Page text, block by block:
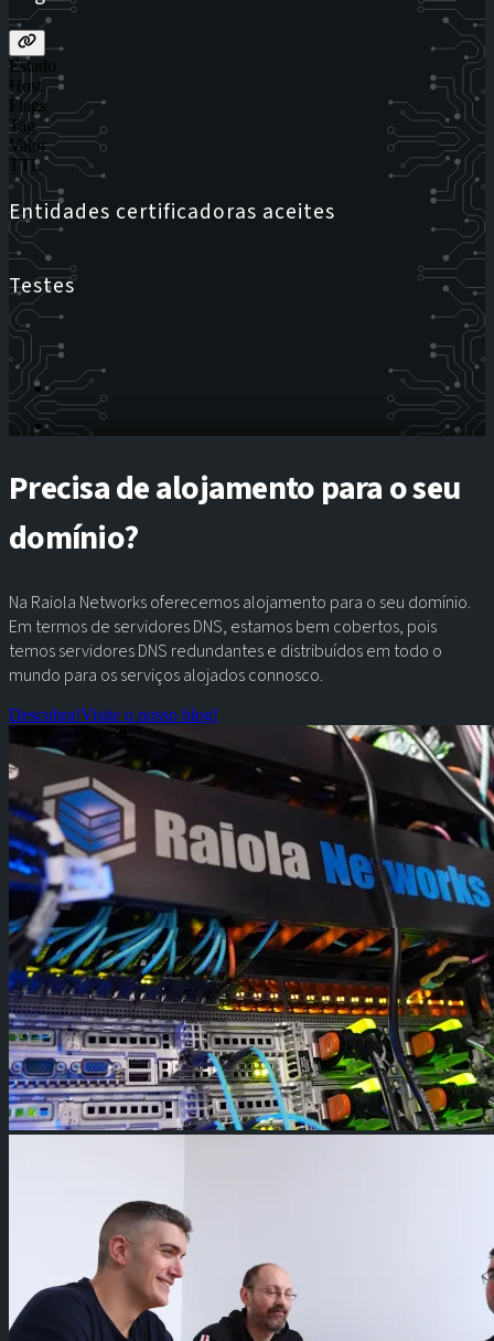
Estado
Host
Flags
Tag
Valor
TTL
Entidades certificadoras aceites
Testes
Precisa de alojamento para o seu
domínio?
Na Raiola Networks oferecemos alojamento para o seu domínio.
Em termos de servidores DNS, estamos bem cobertos, pois
temos servidores DNS redundantes e distribuídos em todo o
mundo para os serviços alojados connosco.
Descubra!Visite o nosso blog!